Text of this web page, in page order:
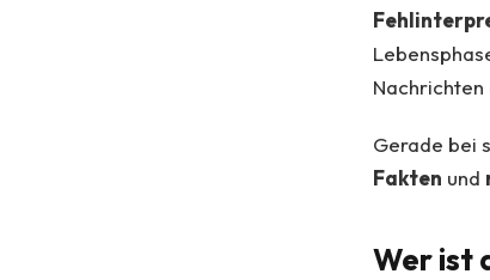
Gerade bei
Fakten und
Wer ist